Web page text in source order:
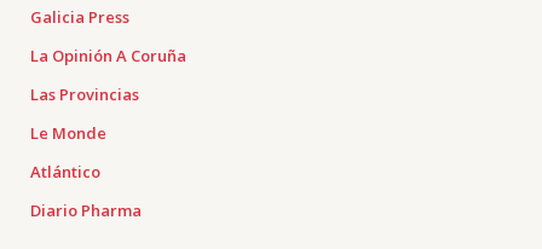
Galicia Press
La Opinión A Coruña
Las Provincias
Le Monde
Atlántico
Diario Pharma